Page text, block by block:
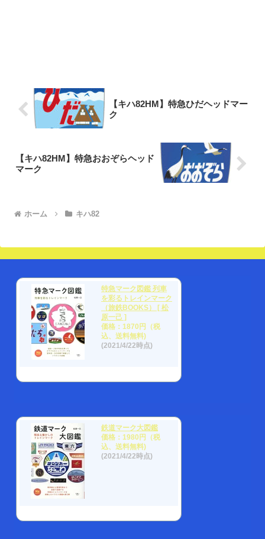
【キハ82HM】特急ひだヘッドマー
ク
【キハ82HM】特急おおぞらヘッド
マーク
ホーム キハ82
特急マーク図鑑 列車
を彩るトレインマーク
（旅鉄BOOKS） [ 松
原一己 ]
価格：1870円（税
込、送料無料)
(2021/4/22時点)
鉄道マーク大図鑑
価格：1980円（税
込、送料無料)
(2021/4/22時点)